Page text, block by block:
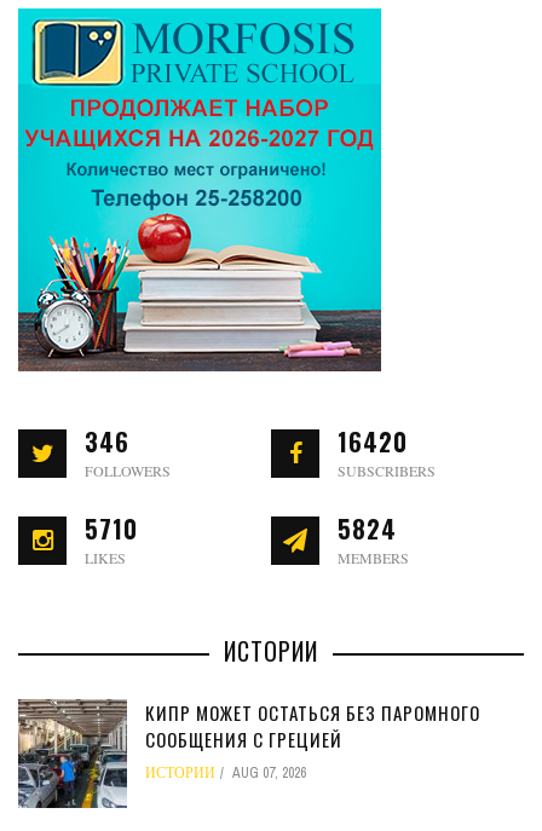
346
FOLLOWERS
16420
SUBSCRIBERS
5710
LIKES
5824
MEMBERS
ИСТОРИИ
КИПР МОЖЕТ ОСТАТЬСЯ БЕЗ ПАРОМНОГО
СООБЩЕНИЯ С ГРЕЦИЕЙ
ИСТОРИИ AUG 07, 2026